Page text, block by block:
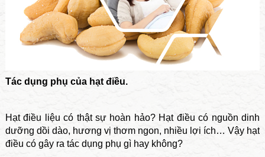
Tác dụng phụ của hạt điều.
Hạt điều liệu có thật sự hoàn hảo? Hạt điều có nguồn dinh
dưỡng dồi dào, hương vị thơm ngon, nhiều lợi ích… Vậy hạt
điều có gây ra tác dụng phụ gì hay không?